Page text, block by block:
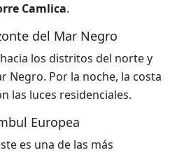
Camlica.
del Mar Negro
los distritos del norte y
Negro. Por la noche, la costa
las luces residenciales.
Europea
es una de las más